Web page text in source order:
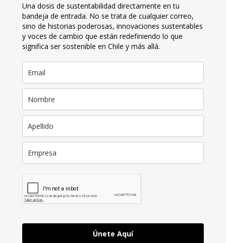
Una dosis de sustentabilidad directamente en tu
bandeja de entrada. No se trata de cualquier correo,
sino de historias poderosas, innovaciones sustentables
y voces de cambio que están redefiniendo lo que
significa ser sostenible en Chile y más allá.
Únete Aquí